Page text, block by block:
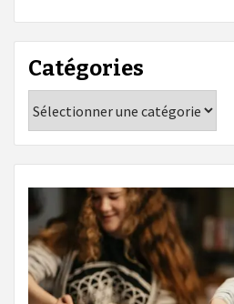
Catégories